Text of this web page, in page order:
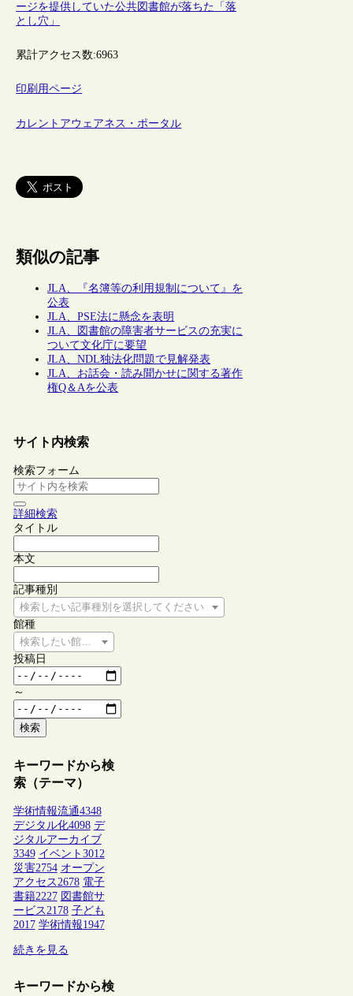
ージを提供していた公共図書館が落ちた「落
とし穴」
累計アクセス数:6963
印刷用ページ
カレントアウェアネス・ポータル
類似の記事
JLA、『名簿等の利用規制について』を
公表
JLA、PSE法に懸念を表明
JLA、図書館の障害者サービスの充実に
ついて文化庁に要望
JLA、NDL独法化問題で見解発表
JLA、お話会・読み聞かせに関する著作
権Q＆Aを公表
サイト内検索
検索フォーム
詳細検索
タイトル
本文
記事種別
検索したい記事種別を選択してください
館種
検索したい館種を選択してください
投稿日
～
検索
キーワードから検
索（テーマ）
学術情報流通4348
デジタル化4098 デ
ジタルアーカイブ
3349 イベント 3012
災害2754 オープン
アクセス2678 電子
書籍2227 図書館サ
ービス2178 子ども
2017 学術情報1947
続きを見る
キーワードから検